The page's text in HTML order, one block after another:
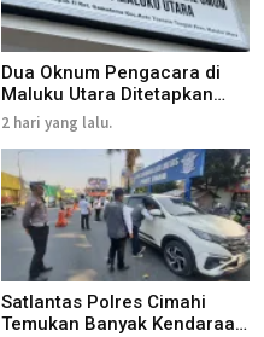
Dua Oknum Pengacara di
Maluku Utara Ditetapkan
Ter...
2 hari yang lalu.
Satlantas Polres Cimahi
Temukan Banyak Kendaraan